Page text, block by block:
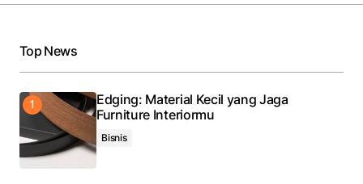
Top News
Edging: Material Kecil yang Jaga
Furniture Interiormu
Bisnis